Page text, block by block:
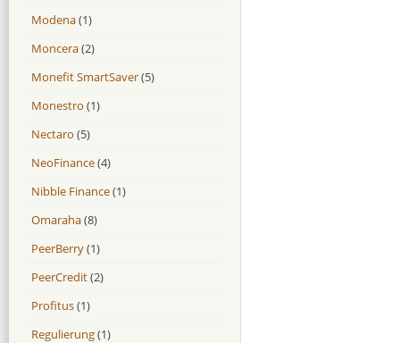
Modena(1)
Moncera(2)
Monefit SmartSaver(5)
Monestro (1)
Nectaro (5)
NeoFinance(4)
Nibble Finance(1)
Omaraha(8)
PeerBerry(1)
PeerCredit(2)
Profitus(1)
Regulierung(1)